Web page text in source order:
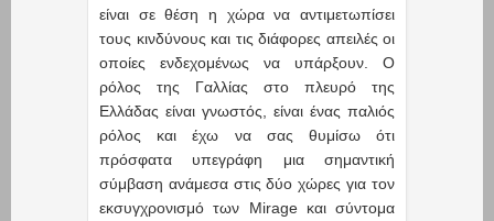
είναι σε θέση η χώρα να αντιμετωπίσει
τους κινδύνους και τις διάφορες απειλές οι
οποίες ενδεχομένως να υπάρξουν. Ο
ρόλος της Γαλλίας στο πλευρό της
Ελλάδας είναι γνωστός, είναι ένας παλιός
ρόλος και έχω να σας θυμίσω ότι
πρόσφατα υπεγράφη μια σημαντική
σύμβαση ανάμεσα στις δύο χώρες για τον
εκσυγχρονισμό των Mirage και σύντομα